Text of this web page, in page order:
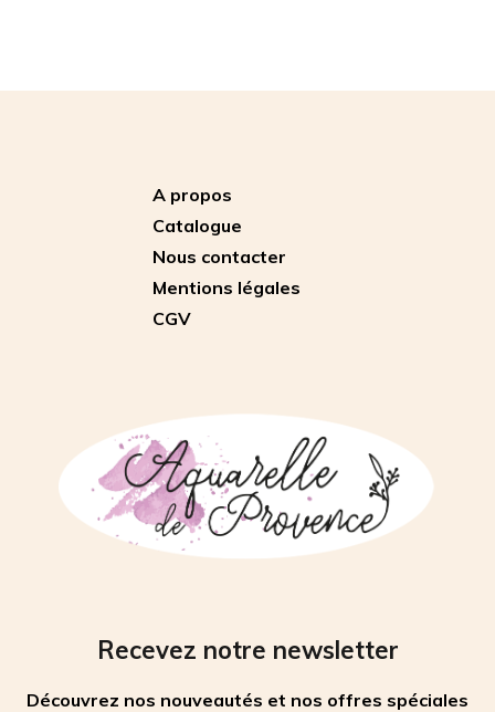
A propos
Catalogue
Nous contacter
Mentions légales
CGV
Recevez notre newsletter
Découvrez nos nouveautés et nos offres spéciales